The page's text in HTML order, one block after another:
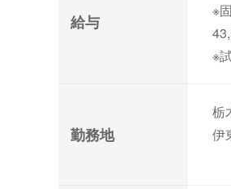
給与
※
※
勤務地
栃
伊